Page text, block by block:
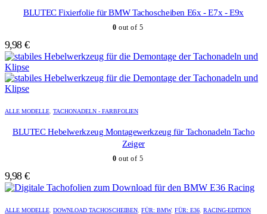
BLUTEC Fixierfolie für BMW Tachoscheiben E6x - E7x - E9x
0 out of 5
9,98 €
ALLE MODELLE TACHONADELN - FARBFOLIEN
BLUTEC Hebelwerkzeug Montagewerkzeug für Tachonadeln Tacho
Zeiger
0 out of 5
9,98 €
ALLE MODELLE DOWNLOAD TACHOSCHEIBEN FÜR: BMW, FÜR: E36 RACING-EDITION